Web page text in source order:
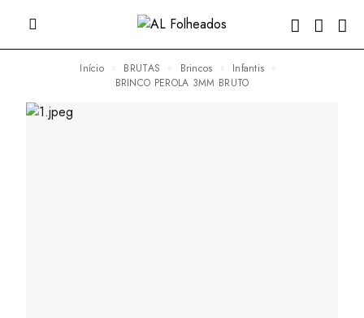
Início BRUTAS Brincos
Infantis
BRINCO PEROLA 3MM BRUTO